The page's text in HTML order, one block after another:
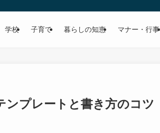
学校 子育て 暮らしの知恵 マナー・行事
ンプレートと書き方のコツ